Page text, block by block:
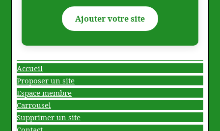
Ajouter votre site
Accueil
Proposer un site
Espace membre
Carrousel
Supprimer un site